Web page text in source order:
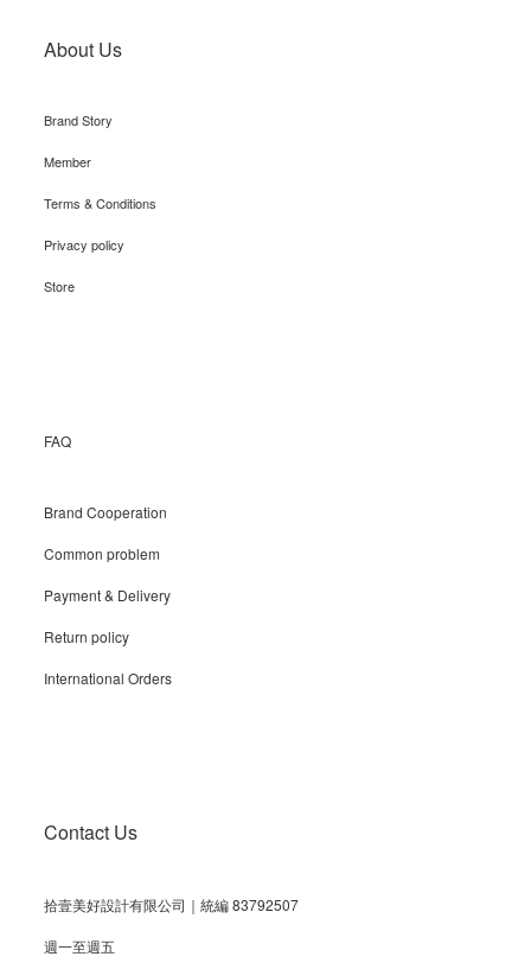
About Us
Brand Story
Member
Terms & Conditions
Privacy policy
Store
FAQ
Brand Cooperation
Common problem
Payment & Delivery
Return policy
International Orders
Contact Us
拾壹美好設計有限公司｜統編 83792507
週一至週五